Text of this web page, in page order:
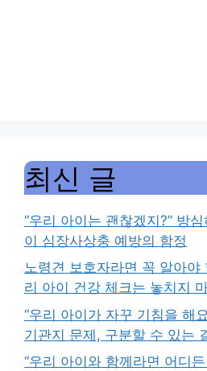
최신 글
“우리 아이는 괜찮겠지?” 방
이 심장사상충 예방의 함정
노령견 보호자라면 꼭 알아야
리 아이 건강 체크는 놓치지
“우리 아이가 자꾸 기침을 해
기관지 문제, 구분할 수 있는
“우리 아이와 함께라면 어디